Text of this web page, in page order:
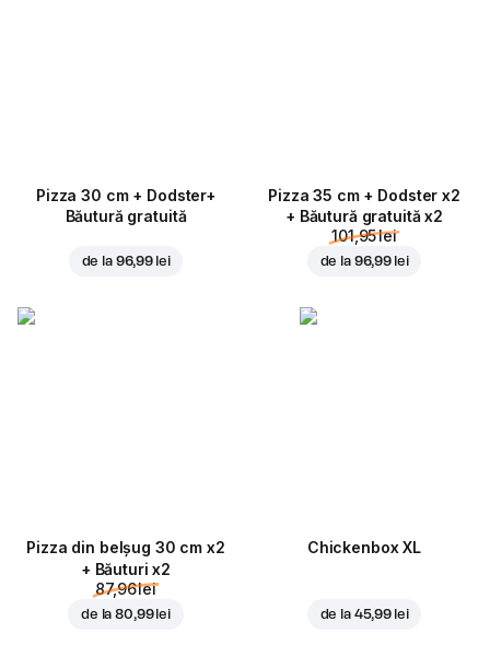
Pizza 30 cm + Dodster+
Băutură gratuită
de la 96,99 lei
Pizza 35 cm + Dodster x2
+ Băutură gratuită x2
101,95 lei
de la 96,99 lei
Pizza din belșug 30 cm x2
+ Băuturi x2
87,96 lei
de la80,99 lei
Chickenbox XL
de la 45,99 lei